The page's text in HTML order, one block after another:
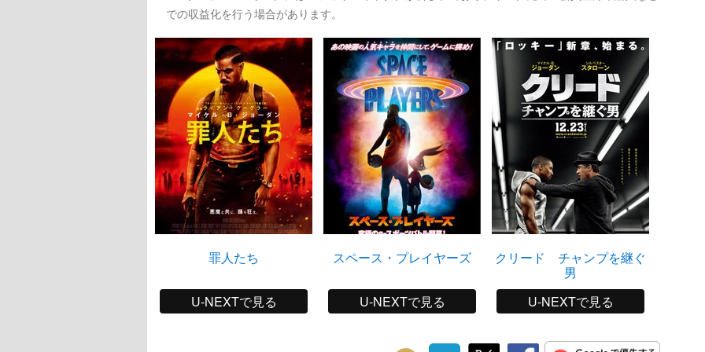
での収益化を行う場合があります。
罪人たち
U-NEXTで見る
スペース・プレイヤーズ
U-NEXTで見る
クリード チャンプを継ぐ
男
U-NEXTで見る